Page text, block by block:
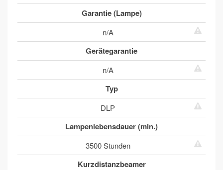
Garantie (Lampe)
n/A
Gerätegarantie
n/A
Typ
DLP
Lampenlebensdauer (min.)
3500 Stunden
Kurzdistanzbeamer